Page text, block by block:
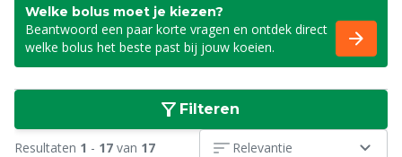
Welke bolus moet je kiezen?
Beantwoord een paar korte vragen en ontdek direct
welke bolus het beste past bij jouw koeien.
Filteren
Resultaten 1 - 17 van 17 Relevantie